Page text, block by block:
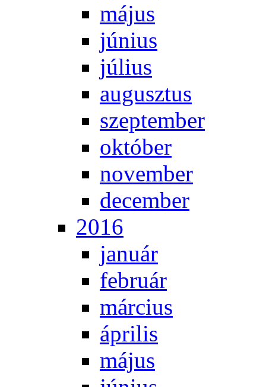
má­jus
jú­ni­us
jú­li­us
au­gusz­tus
szep­tem­ber
ok­tó­ber
no­vem­ber
de­cem­ber
2016
ja­nu­ár
feb­ru­ár
már­ci­us
áp­ri­lis
má­jus